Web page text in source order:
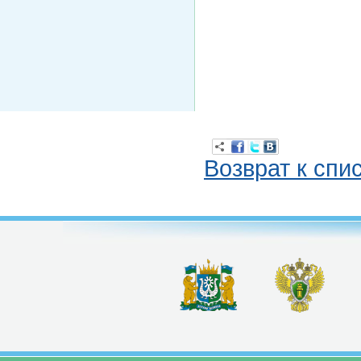
Возврат к